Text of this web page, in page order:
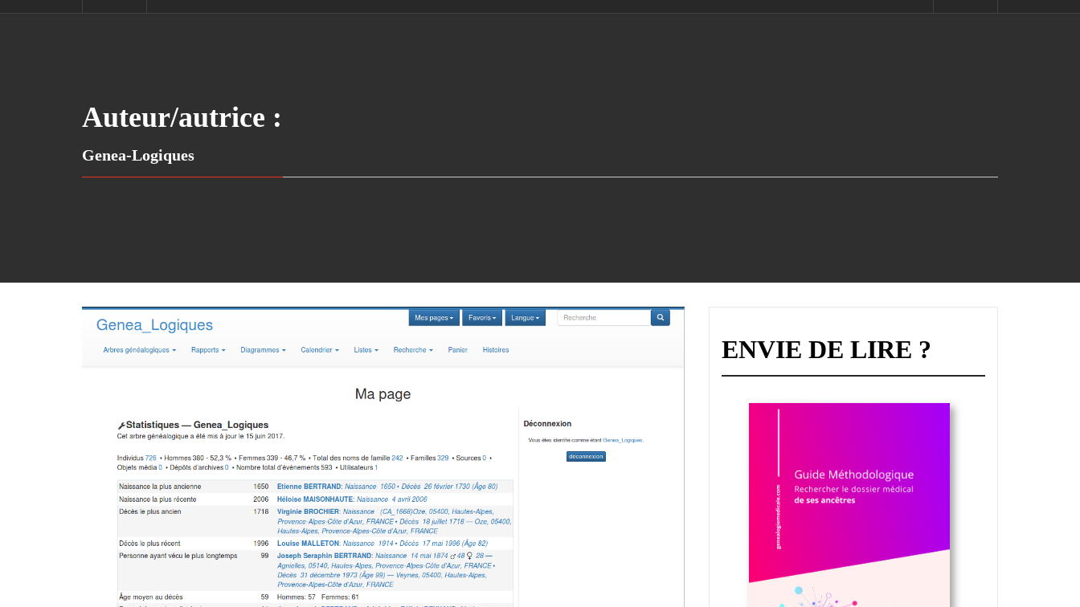
Auteur/autrice :
Genea-Logiques
ENVIE DE LIRE ?